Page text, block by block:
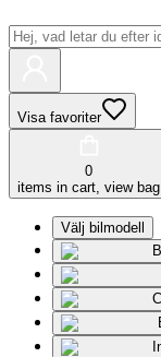
Visa favoriter
0
items in cart, view bag
Välj bilmodell